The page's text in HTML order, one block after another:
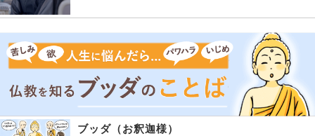
ブッダ（お釈迦様）